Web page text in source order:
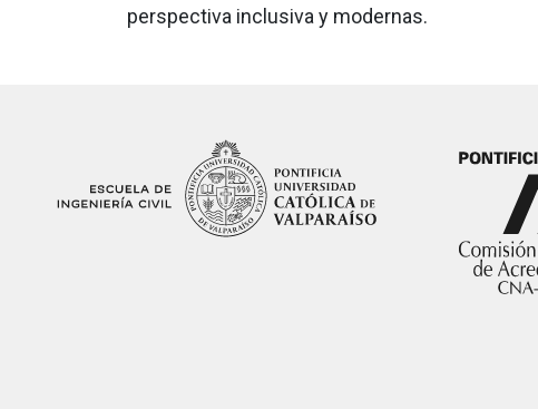
perspectiva inclusiva y modernas.